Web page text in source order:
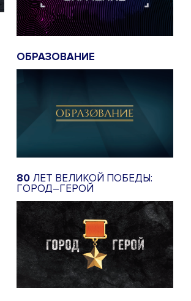
ОБРАЗОВАНИЕ
80 ЛЕТ ВЕЛИКОЙ ПОБЕДЫ:
ГОРОД–ГЕРОЙ